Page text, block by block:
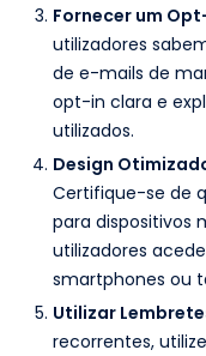
Fornecer um
utilizadores
de e-mails de
opt-in clara e
utilizados.
Design
Certifique-se de
para dispositivos
utilizadores
smartphones ou
Utilizar
recorrentes,